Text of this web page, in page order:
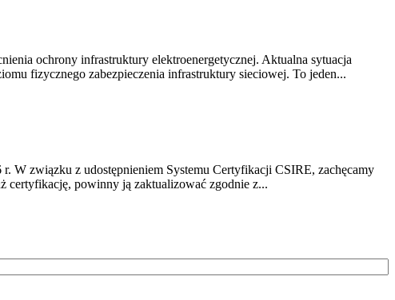
ochrony infrastruktury elektroenergetycznej. Aktualna sytuacja
fizycznego zabezpieczenia infrastruktury sieciowej. To jeden...
W związku z udostępnieniem Systemu Certyfikacji CSIRE, zachęcamy
certyfikację, powinny ją zaktualizować zgodnie z...